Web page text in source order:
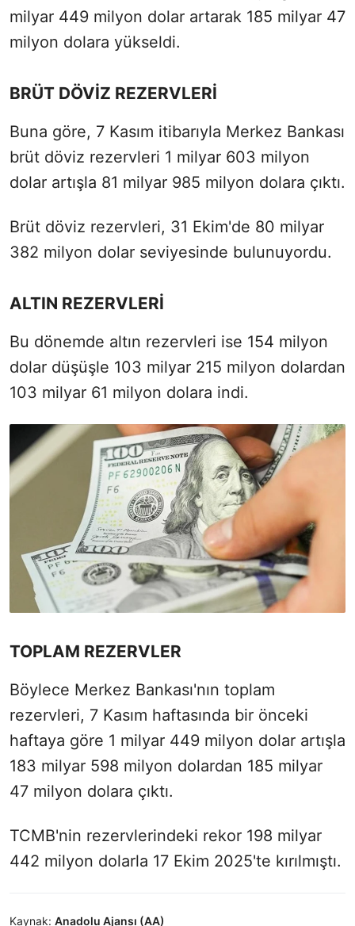
milyar 449 milyon dolar artarak 185 milyar 47
milyon dolara yükseldi.
BRÜT DÖVİZ REZERVLERİ
Buna göre, 7 Kasım itibarıyla Merkez Bankası
brüt döviz rezervleri 1 milyar 603 milyon
dolar artışla 81 milyar 985 milyon dolara çıktı.
Brüt döviz rezervleri, 31 Ekim'de 80 milyar
382 milyon dolar seviyesinde bulunuyordu.
ALTIN REZERVLERİ
Bu dönemde altın rezervleri ise 154 milyon
dolar düşüşle 103 milyar 215 milyon dolardan
103 milyar 61 milyon dolara indi.
TOPLAM REZERVLER
Böylece Merkez Bankası'nın toplam
rezervleri, 7 Kasım haftasında bir önceki
haftaya göre 1 milyar 449 milyon dolar artışla
183 milyar 598 milyon dolardan 185 milyar
47 milyon dolara çıktı.
TCMB'nin rezervlerindeki rekor 198 milyar
442 milyon dolarla 17 Ekim 2025'te kırılmıştı.
Kaynak: Anadolu Ajansı (AA)